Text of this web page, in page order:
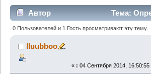
Автор
Тема:
видео (в ютубе) камни? (Прочитано
0 Пользователей и 1 Гость просматривают эту тему.
lluubboo
« : 04 Сентября 2014, 16:50:55